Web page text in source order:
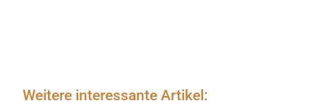
Weitere interessante Artikel: